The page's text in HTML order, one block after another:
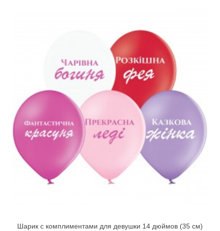
Шарик с комплиментами для девушки 14 дюймов (35 см)